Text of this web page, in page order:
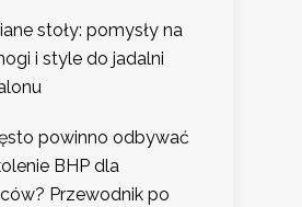
stoły: pomysły na
i style do jadalni
powinno odbywać
BHP dla
Przewodnik po